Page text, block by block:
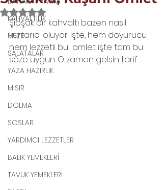
KAHVALTILIK
MEZE
SALATALAR
YAZA HAZIRLIK
MISIR
DOLMA
SOSLAR
YARDIMCI LEZZETLER
BALIK YEMEKLERİ
TAVUK YEMEKLERİ
5 üzerinden NaN yıldız
Şipşak bir kahvaltı bazen nasıl
kurtarıcı oluyor. İşte, hem doyurucu
hem lezzetli bu  omlet işte tam bu
söze uygun. O zaman gelsin tarif.